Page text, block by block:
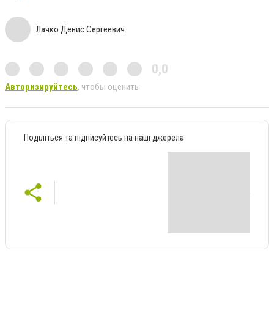
Лачко Денис Сергеевич
0,0
Авторизируйтесь, чтобы оценить
Поділіться та підписуйтесь на наші джерела